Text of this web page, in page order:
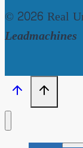
© 2026 Real
Leadmachines